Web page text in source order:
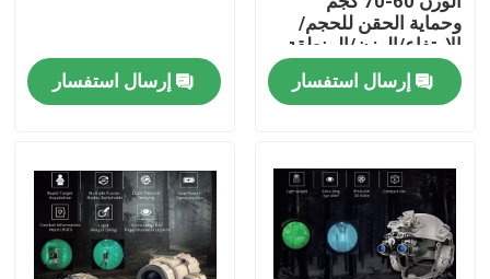
المنتجات
حولنا
جولة في المصنع
وحماية الحقن للحجم/
الارتفاع/الوزن/المنطقة
الواقية
إرسال استفسار إرسال استفسار